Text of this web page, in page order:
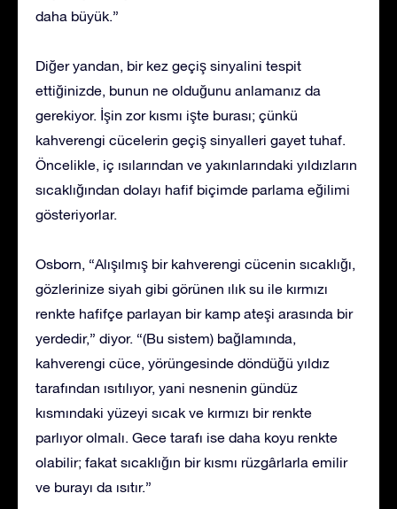
daha büyük.”
Diğer yandan, bir kez geçiş sinyalini tespit
ettiğinizde, bunun ne olduğunu anlamanız da
gerekiyor. İşin zor kısmı işte burası; çünkü
kahverengi cücelerin geçiş sinyalleri gayet tuhaf.
Öncelikle, iç ısılarından ve yakınlarındaki yıldızların
sıcaklığından dolayı hafif biçimde parlama eğilimi
gösteriyorlar.
Osborn, “Alışılmış bir kahverengi cücenin sıcaklığı,
gözlerinize siyah gibi görünen ılık su ile kırmızı
renkte hafifçe parlayan bir kamp ateşi arasında bir
yerdedir,” diyor. “(Bu sistem) bağlamında,
kahverengi cüce, yörüngesinde döndüğü yıldız
tarafından ısıtılıyor, yani nesnenin gündüz
kısmındaki yüzeyi sıcak ve kırmızı bir renkte
parlıyor olmalı. Gece tarafı ise daha koyu renkte
olabilir; fakat sıcaklığın bir kısmı rüzgârlarla emilir
ve burayı da ısıtır.”